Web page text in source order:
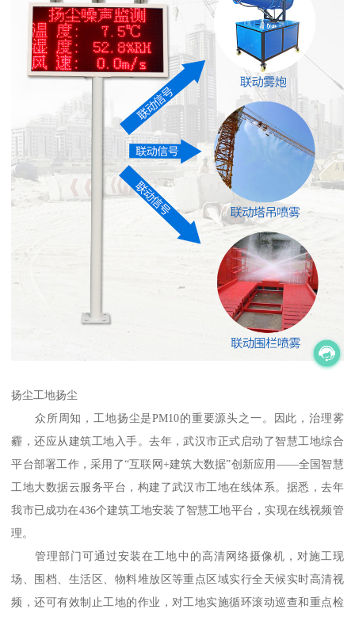
扬尘工地扬尘
众所周知，工地扬尘是PM10的重要源头之一。因此，治理雾
霾，还应从建筑工地入手。去年，武汉市正式启动了智慧工地综合
平台部署工作，采用了“互联网+建筑大数据”创新应用——全国智慧
工地大数据云服务平台，构建了武汉市工地在线体系。据悉，去年
我市已成功在436个建筑工地安装了智慧工地平台，实现在线视频管
理。
管理部门可通过安装在工地中的高清网络摄像机，对施工现
场、围档、生活区、物料堆放区等重点区域实行全天候实时高清视
频，还可有效制止工地的作业，对工地实施循环滚动巡查和重点检